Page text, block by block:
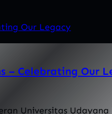
– Celebrating Our
Universitas